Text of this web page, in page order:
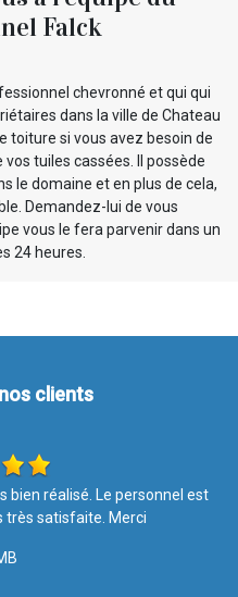
Falck
chevronné et qui qui
dans la ville de Chateau
toiture si vous avez besoin de
tuiles cassées. Il possède
le domaine et en plus de cela,
Demandez-lui de vous
vous le fera parvenir dans un
24 heures.
clients
Explications fournies
très poli (et donc
sans aucun problème.